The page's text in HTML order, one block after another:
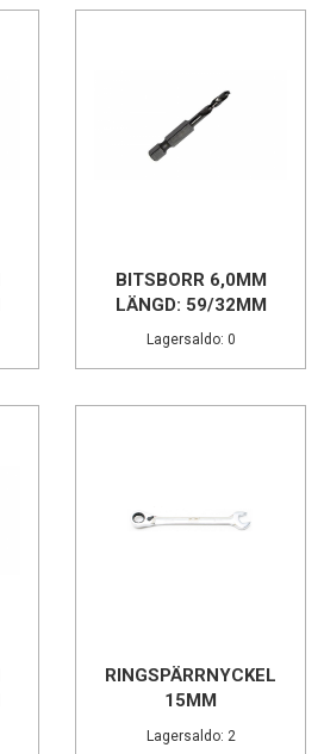
BITSBORR 6,0MM
LÄNGD: 59/32MM
Lagersaldo: 0
RINGSPÄRRNYCKEL
15MM
Lagersaldo: 2